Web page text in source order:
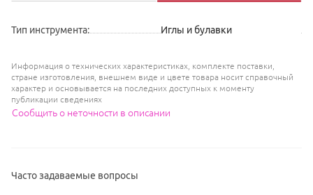
Тип инструмента: Иглы и булавки
Информация о технических характеристиках, комплекте поставки,
стране изготовления, внешнем виде и цвете товара носит справочный
характер и основывается на последних доступных к моменту
публикации сведениях
Сообщить о неточности в описании
Часто задаваемые вопросы